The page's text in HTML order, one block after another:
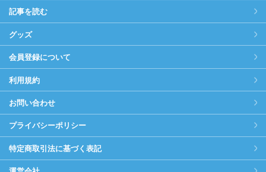
記事を読む
グッズ
会員登録について
利用規約
お問い合わせ
プライバシーポリシー
特定商取引法に基づく表記